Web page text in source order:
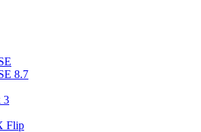
8.7
3
Flip